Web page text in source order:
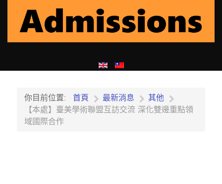
你目前位置: 首頁 最新消息
其他
【本處】臺美學術聯盟互訪交流 深化雙邊重點領
域國際合作